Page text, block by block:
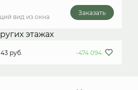
вид из окна
Заказать
этажах
руб. -474 094